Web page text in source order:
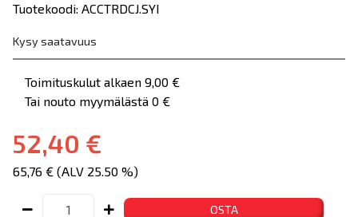
Tuotekoodi: ACCTRDCJ.SYI
Kysy saatavuus
Toimituskulut alkaen 9,00 €
Tai nouto myymälästä 0 €
52,40 €
65,76 € (ALV 25.50 %)
OSTA